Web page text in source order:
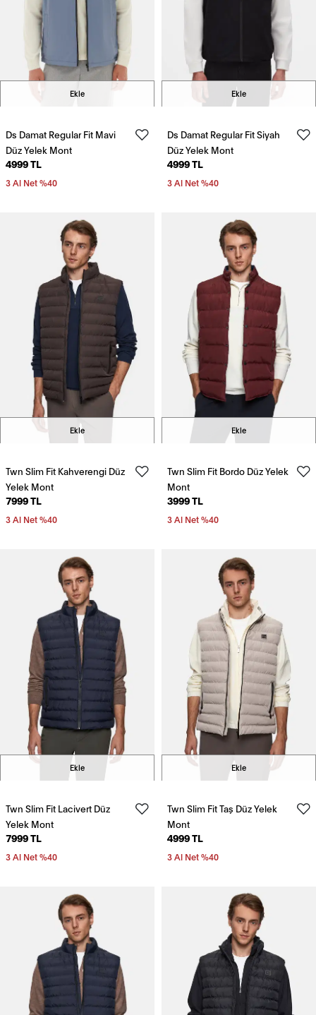
Ekle
Ds Damat Regular Fit Mavi
Düz Yelek Mont
4999 TL
3 Al Net %40
Ekle
Ds Damat Regular Fit Siyah
Düz Yelek Mont
4999 TL
3 Al Net %40
Ekle
Twn Slim Fit Kahverengi Düz
Yelek Mont
7999 TL
3 Al Net %40
Ekle
Twn Slim Fit Bordo Düz Yelek
Mont
3999 TL
3 Al Net %40
Ekle
Twn Slim Fit Lacivert Düz
Yelek Mont
7999 TL
3 Al Net %40
Ekle
Twn Slim Fit Taş Düz Yelek
Mont
4999 TL
3 Al Net %40